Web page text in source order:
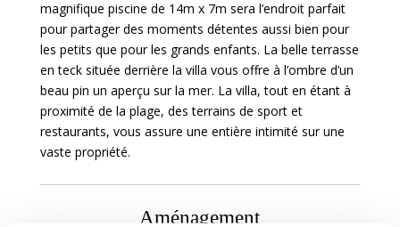
magnifique piscine de 14m x 7m sera l’endroit parfait
pour partager des moments détentes aussi bien pour
les petits que pour les grands enfants. La belle terrasse
en teck située derrière la villa vous offre à l’ombre d’un
beau pin un aperçu sur la mer. La villa, tout en étant à
proximité de la plage, des terrains de sport et
restaurants, vous assure une entière intimité sur une
vaste propriété.
Aménagement